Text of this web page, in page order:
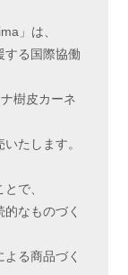
」は、
する国際協働
樹皮カーネ
たします。
で、
なものづく
る商品づく